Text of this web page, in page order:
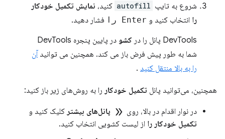
شروع به تایپ autofill کنید، نمایش تکمیل خودکار
را انتخاب کنید و Enter را
فشار دهید.
DevTools پانل را در
کشو
در پایین پنجره DevTools
شما به طور پیش فرض باز می کند. همچنین می توانیدآن
را به بالا منتقل کنید .
همچنین، می‌توانید پانل تکمیل خودکار را به روش‌های زیر باز کنید:
در نوار اقدام در بالا، روی double_arrow پانل‌های بیشتر کلیک کنید و
تکمیل خودکار را از لیست کشویی انتخاب کنید.